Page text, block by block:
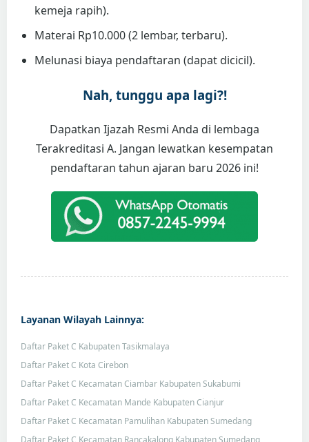
kemeja rapih).
Materai Rp10.000 (2 lembar, terbaru).
Melunasi biaya pendaftaran (dapat dicicil).
Nah, tunggu apa lagi?!
Dapatkan Ijazah Resmi Anda di lembaga
Terakreditasi A. Jangan lewatkan kesempatan
pendaftaran tahun ajaran baru 2026 ini!
Layanan Wilayah Lainnya:
Daftar Paket C Kabupaten Tasikmalaya
Daftar Paket C Kota Cirebon
Daftar Paket C Kecamatan Ciambar Kabupaten Sukabumi
Daftar Paket C Kecamatan Mande Kabupaten Cianjur
Daftar Paket C Kecamatan Pamulihan Kabupaten Sumedang
Daftar Paket C Kecamatan Rancakalong Kabupaten Sumedang